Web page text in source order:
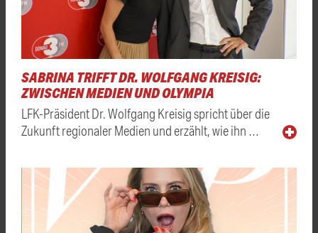
SABRINA TRIFFT DR. WOLFGANG KREISIG:
ZWISCHEN MEDIEN UND OLYMPIA
LFK-Präsident Dr. Wolfgang Kreisig spricht über die
Zukunft regionaler Medien und erzählt, wie ihn …